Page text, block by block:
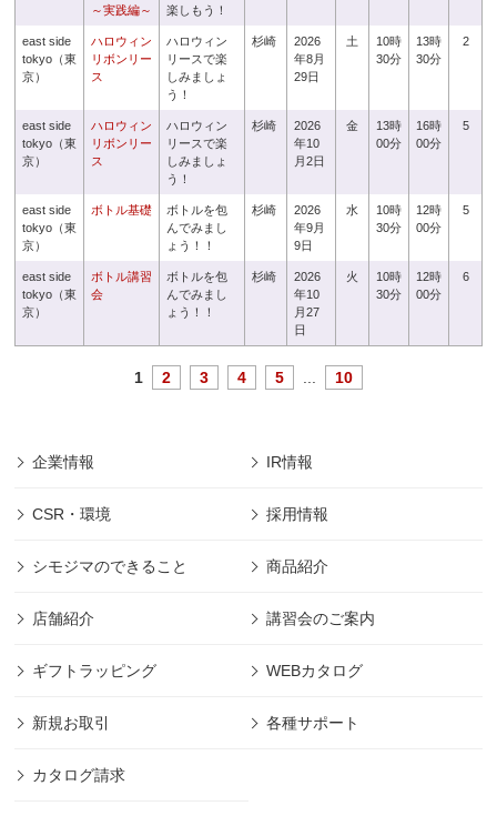
～実践編～
楽しもう！
east side
tokyo（東
京）
ハロウィン
リボンリー
ス
ハロウィン
リースで楽
しみましょ
う！
杉崎
2026
年8月
29日
土
10時
30分
13時
30分
2
east side
tokyo（東
京）
ハロウィン
リボンリー
ス
ハロウィン
リースで楽
しみましょ
う！
杉崎
2026
年10
月2日
金
13時
00分
16時
00分
5
east side
tokyo（東
京）
ボトル基礎
ボトルを包
んでみまし
ょう！！
杉崎
2026
年9月
9日
水
10時
30分
12時
00分
5
east side
tokyo（東
京）
ボトル講習
会
ボトルを包
んでみまし
ょう！！
杉崎
2026
年10
月27
日
火
10時
30分
12時
00分
6
1 2 3 4 5 10
企業情報 IR情報
CSR・環境 採用情報
シモジマのできること 商品紹介
店舗紹介 講習会のご案内
ギフトラッピング WEBカタログ
新規お取引 各種サポート
カタログ請求